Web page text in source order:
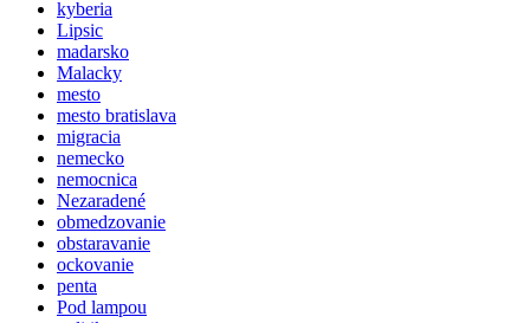
kyberia
Lipsic
madarsko
Malacky
mesto
mesto bratislava
migracia
nemecko
nemocnica
Nezaradené
obmedzovanie
obstaravanie
ockovanie
penta
Pod lampou